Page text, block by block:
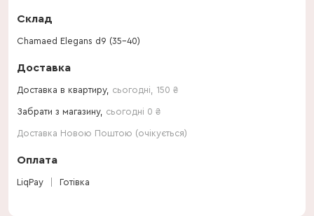
Склад
Chamaed Elegans d9 (35-40)
Доставка
Доставка в квартиру, сьогодні 150 ₴
Забрати з магазину, сьогодні 0 ₴
Доставка Новою Поштою (очікується)
Оплата
LiqPay Готівка